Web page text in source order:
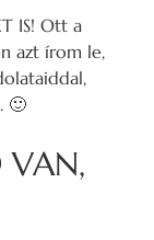
IS! Ott a
azt írom le,
🙂
VAN,